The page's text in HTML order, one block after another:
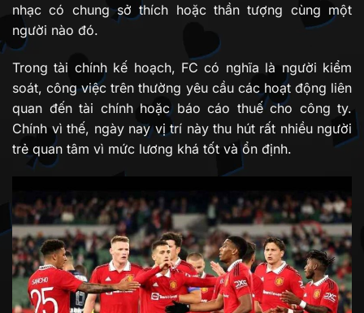
nhạc có chung sở thích hoặc thần tượng cùng một
người nào đó.
Trong tài chính kế hoạch, FC có nghĩa là người kiểm
soát, công việc trên thường yêu cầu các hoạt động liên
quan đến tài chính hoặc báo cáo thuế cho công ty.
Chính vì thế, ngày nay vị trí này thu hút rất nhiều người
trẻ quan tâm vì mức lương khá tốt và ổn định.